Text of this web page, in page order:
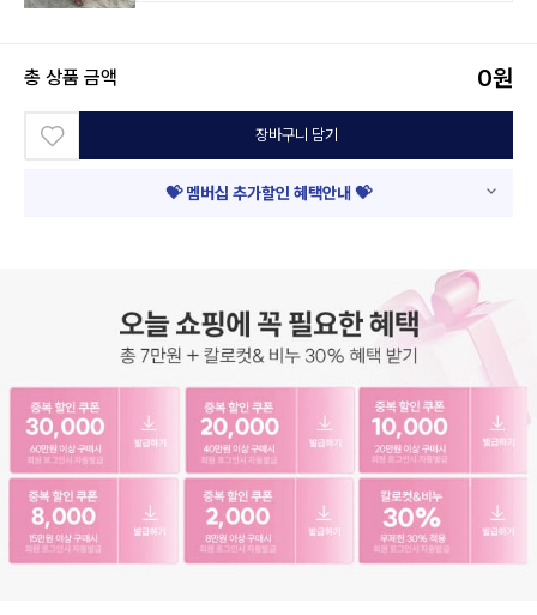
총 상품 금액 0원
장바구니 담기
💝 멤버십 추가할인 혜택안내 💝